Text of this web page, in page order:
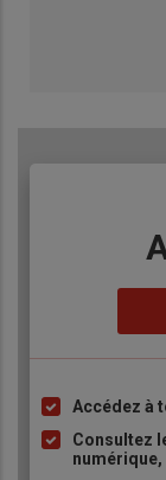
Liste
à
puce
Accédez à
Consultez